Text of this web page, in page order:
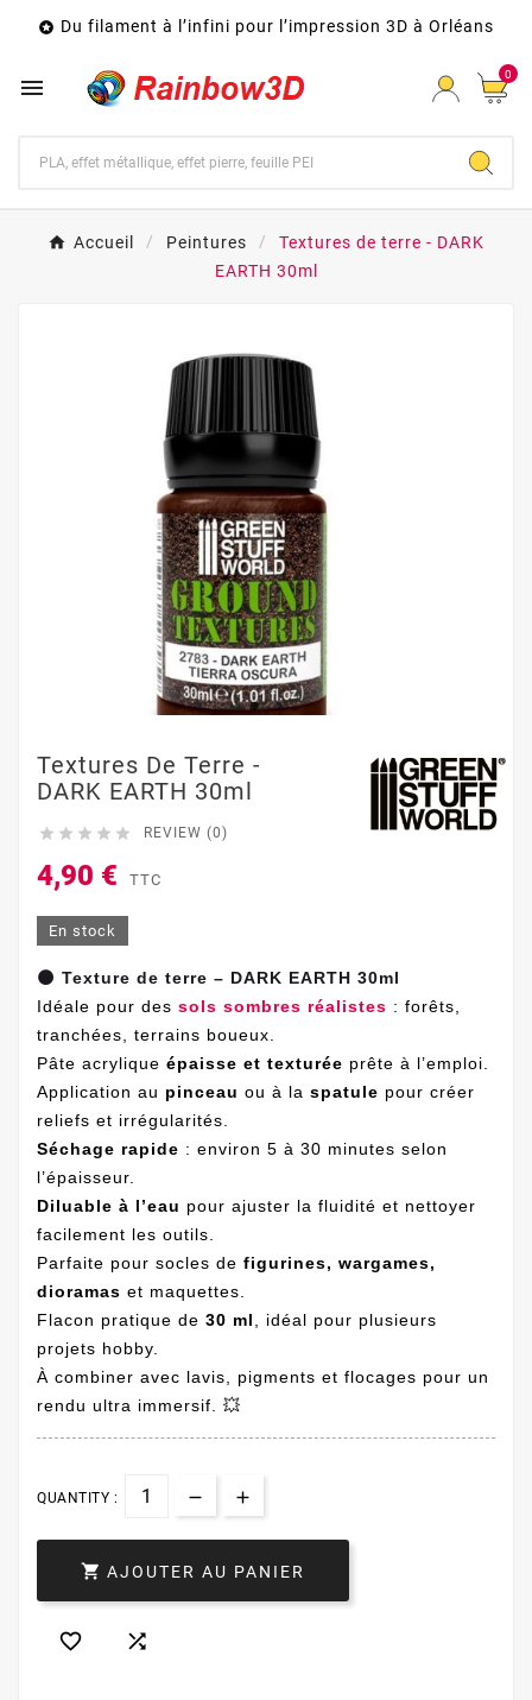
 Du filament à l’infini pour l’impression 3D à Orléans
 0
Accueil Peintures
Textures de terre - DARK
EARTH 30ml
Textures De Terre -
DARK EARTH 30ml
     REVIEW (0)
4,90 € TTC
En stock
🌑 Texture de terre – DARK EARTH 30ml
Idéale pour des sols sombres réalistes : forêts,
tranchées, terrains boueux.
Pâte acrylique épaisse et texturée prête à l’emploi.
Application au pinceau ou à la spatule pour créer
reliefs et irrégularités.
Séchage rapide : environ 5 à 30 minutes selon
l’épaisseur.
Diluable à l’eau pour ajuster la fluidité et nettoyer
facilement les outils.
Parfaite pour socles de figurines, wargames,
dioramas et maquettes.
Flacon pratique de 30 ml, idéal pour plusieurs
projets hobby.
À combiner avec lavis, pigments et flocages pour un
rendu ultra immersif. 💥
QUANTITY :
 AJOUTER AU PANIER
 